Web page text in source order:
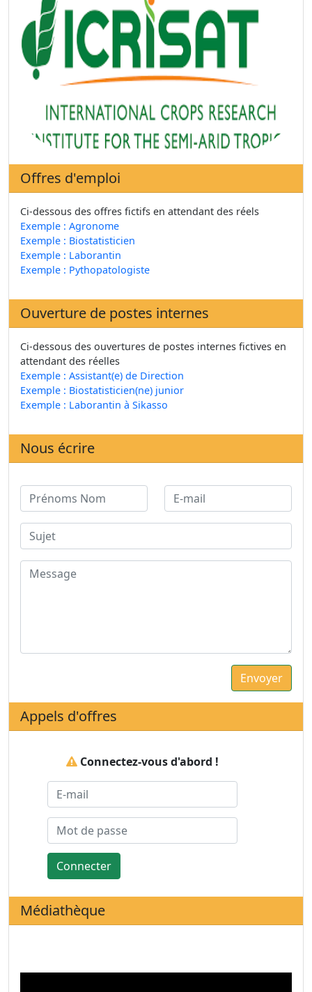
Offres d'emploi
Ci-dessous des offres fictifs en attendant des réels
Exemple : Agronome
Exemple : Biostatisticien
Exemple : Laborantin
Exemple : Pythopatologiste
Ouverture de postes internes
Ci-dessous des ouvertures de postes internes fictives en
attendant des réelles
Exemple : Assistant(e) de Direction
Exemple : Biostatisticien(ne) junior
Exemple : Laborantin à Sikasso
Nous écrire
Appels d'offres
Connectez-vous d'abord !
Connecter
Médiathèque